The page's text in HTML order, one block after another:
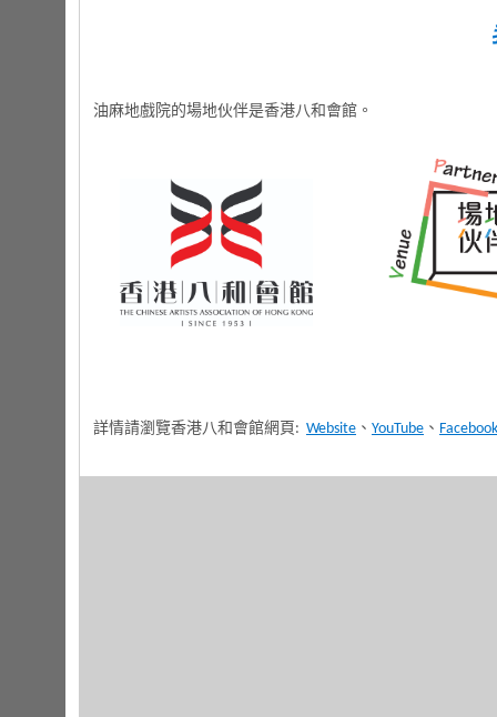
油麻地戲院的場地伙伴是香港八和會館。
詳情請瀏覽香港八和會館網頁: Website 、 YouTube 、 Facebook